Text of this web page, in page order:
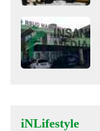
iNLifestyle